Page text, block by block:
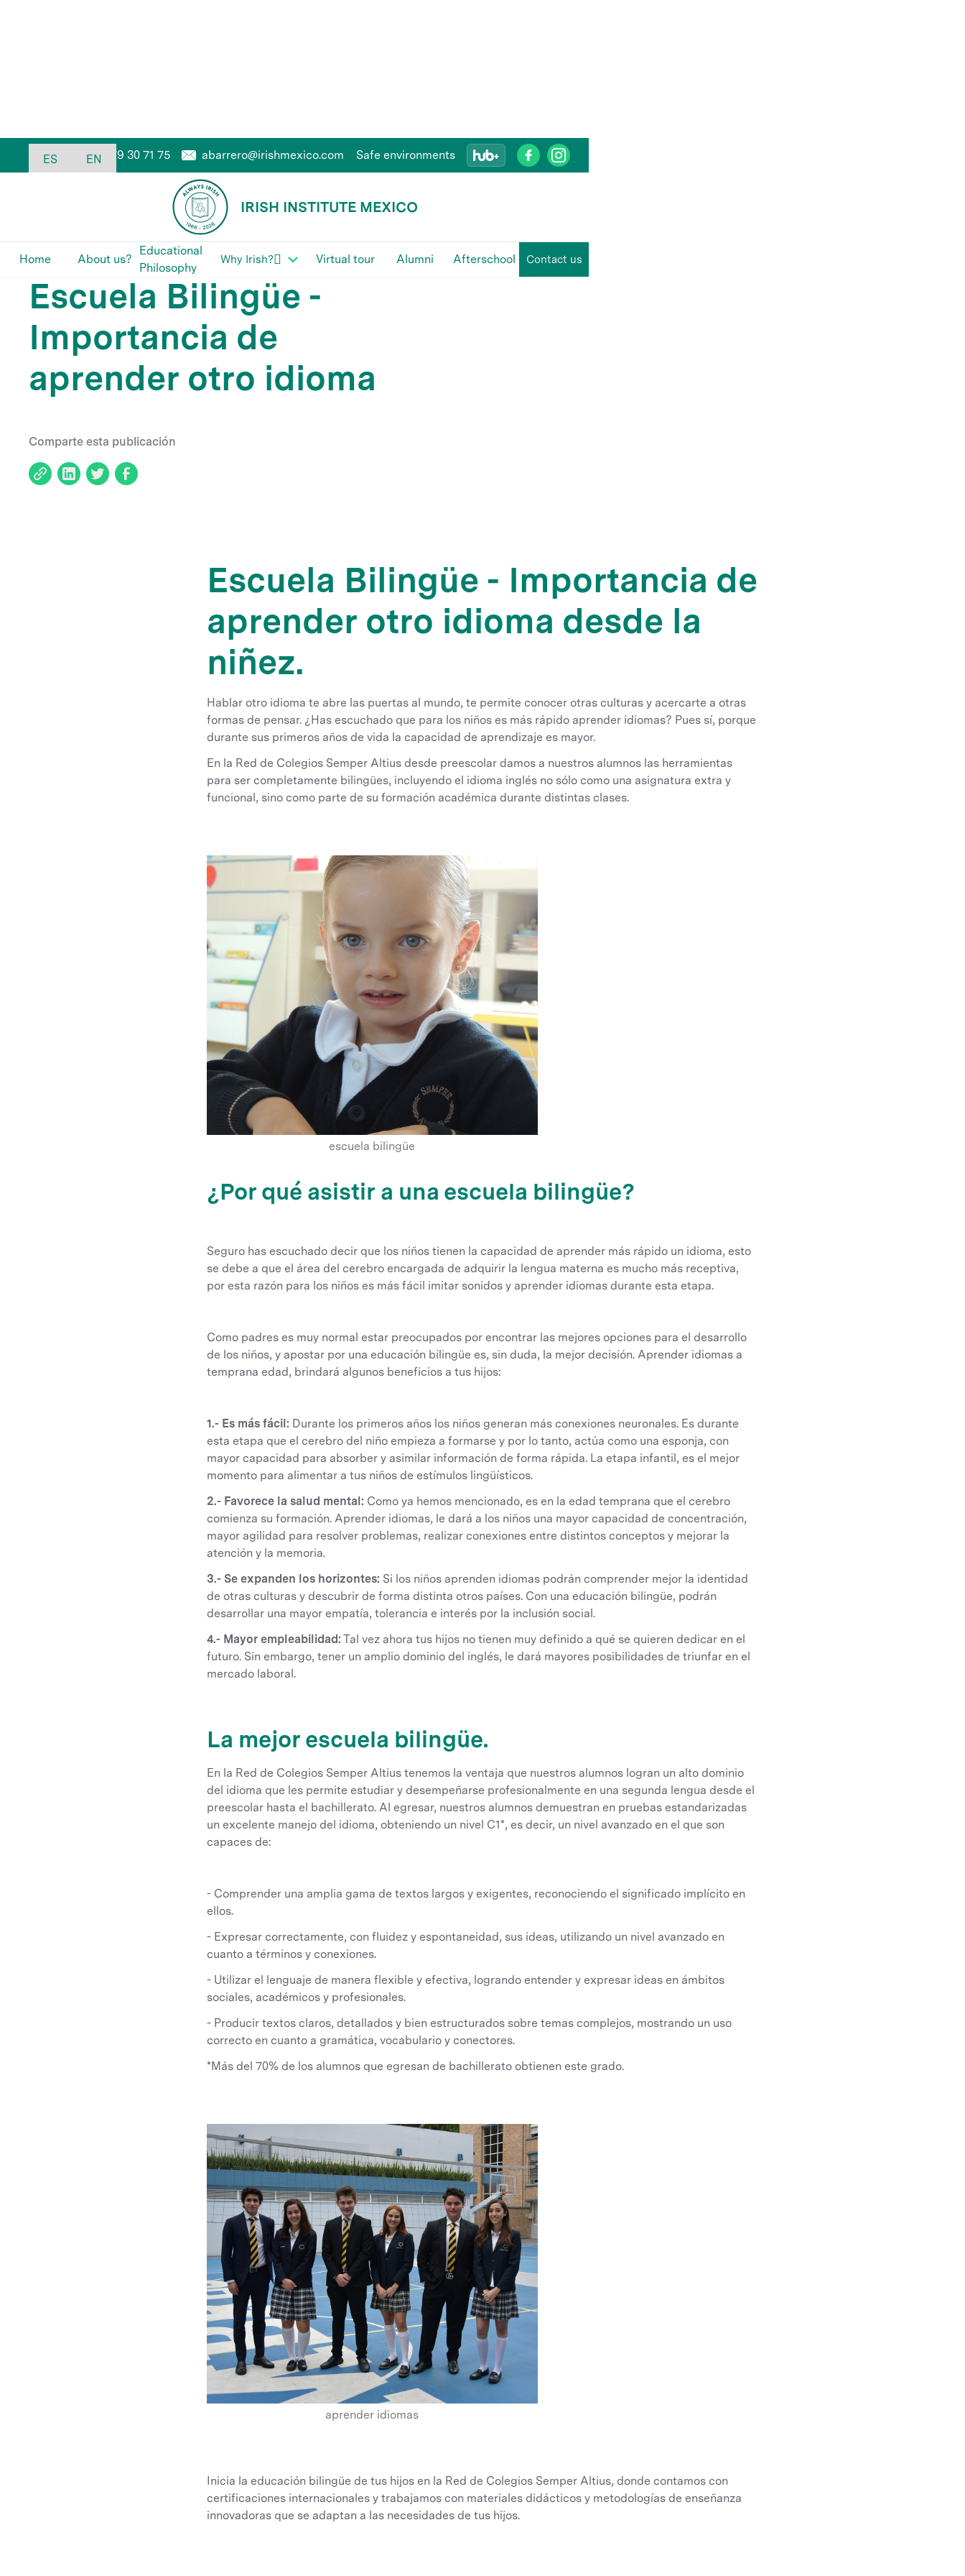
Admissions55 79 30 71 75 abarrero@irishmexico.com Safe environments
ES EN
IRISH INSTITUTE MEXICO
Home About us?
Educational
Philosophy
Why Irish? Virtual tour Alumni Afterschool Contact us
Blog This is some text inside of a div block.
Escuela Bilingüe -
Importancia de
aprender otro idioma
Comparte esta publicación
Escuela Bilingüe - Importancia de
aprender otro idioma desde la
niñez.
Hablar otro idioma te abre las puertas al mundo, te permite conocer otras culturas y acercarte a otras
formas de pensar. ¿Has escuchado que para los niños es más rápido aprender idiomas? Pues sí, porque
durante sus primeros años de vida la capacidad de aprendizaje es mayor.
En la Red de Colegios Semper Altius desde preescolar damos a nuestros alumnos las herramientas
para ser completamente bilingües, incluyendo el idioma inglés no sólo como una asignatura extra y
funcional, sino como parte de su formación académica durante distintas clases.
escuela bilingüe
¿Por qué asistir a una escuela bilingüe?
Seguro has escuchado decir que los niños tienen la capacidad de aprender más rápido un idioma, esto
se debe a que el área del cerebro encargada de adquirir la lengua materna es mucho más receptiva,
por esta razón para los niños es más fácil imitar sonidos y aprender idiomas durante esta etapa.
Como padres es muy normal estar preocupados por encontrar las mejores opciones para el desarrollo
de los niños, y apostar por una educación bilingüe es, sin duda, la mejor decisión. Aprender idiomas a
temprana edad, brindará algunos beneficios a tus hijos:
1.- Es más fácil: Durante los primeros años los niños generan más conexiones neuronales. Es durante
esta etapa que el cerebro del niño empieza a formarse y por lo tanto, actúa como una esponja, con
mayor capacidad para absorber y asimilar información de forma rápida. La etapa infantil, es el mejor
momento para alimentar a tus niños de estímulos lingüísticos.
2.- Favorece la salud mental: Como ya hemos mencionado, es en la edad temprana que el cerebro
comienza su formación. Aprender idiomas, le dará a los niños una mayor capacidad de concentración,
mayor agilidad para resolver problemas, realizar conexiones entre distintos conceptos y mejorar la
atención y la memoria.
3.- Se expanden los horizontes: Si los niños aprenden idiomas podrán comprender mejor la identidad
de otras culturas y descubrir de forma distinta otros países. Con una educación bilingüe, podrán
desarrollar una mayor empatía, tolerancia e interés por la inclusión social.
4.- Mayor empleabilidad: Tal vez ahora tus hijos no tienen muy definido a qué se quieren dedicar en el
futuro. Sin embargo, tener un amplio dominio del inglés, le dará mayores posibilidades de triunfar en el
mercado laboral.
La mejor escuela bilingüe.
En la Red de Colegios Semper Altius tenemos la ventaja que nuestros alumnos logran un alto dominio
del idioma que les permite estudiar y desempeñarse profesionalmente en una segunda lengua desde el
preescolar hasta el bachillerato. Al egresar, nuestros alumnos demuestran en pruebas estandarizadas
un excelente manejo del idioma, obteniendo un nivel C1*, es decir, un nivel avanzado en el que son
capaces de:
- Comprender una amplia gama de textos largos y exigentes, reconociendo el significado implícito en
ellos.
- Expresar correctamente, con fluidez y espontaneidad, sus ideas, utilizando un nivel avanzado en
cuanto a términos y conexiones.
- Utilizar el lenguaje de manera flexible y efectiva, logrando entender y expresar ideas en ámbitos
sociales, académicos y profesionales.
- Producir textos claros, detallados y bien estructurados sobre temas complejos, mostrando un uso
correcto en cuanto a gramática, vocabulario y conectores.
*Más del 70% de los alumnos que egresan de bachillerato obtienen este grado.
aprender idiomas
Inicia la educación bilingüe de tus hijos en la Red de Colegios Semper Altius, donde contamos con
certificaciones internacionales y trabajamos con materiales didácticos y metodologías de enseñanza
innovadoras que se adaptan a las necesidades de tus hijos.